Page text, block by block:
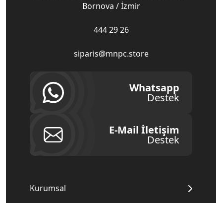
Bornova / İzmir
444 29 26
siparis@mnpc.store
Whatsapp
Destek
E-Mail İletişim
Destek
Kurumsal